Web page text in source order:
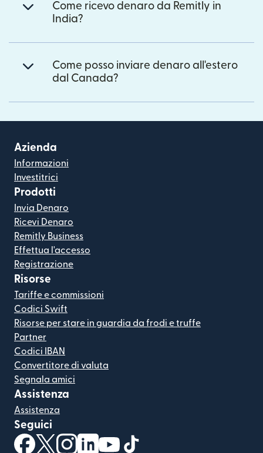
Come ricevo denaro da Remitly in
India?
Come posso inviare denaro all'estero
dal Canada?
Azienda
Informazioni
Investitrici
Prodotti
Invia Denaro
Ricevi Denaro
Remitly Business
Effettua l'accesso
Registrazione
Risorse
Tariffe e commissioni
Codici Swift
Risorse per stare in guardia da frodi e truffe
Partner
Codici IBAN
Convertitore di valuta
Segnala amici
Assistenza
Assistenza
Seguici
(si apre in una nuova finestra)
(si apre in una nuova finestra)
(si apre in una nuova finestra)
(si apre in una nuova finestra)
(si apre in una nuova finestra)